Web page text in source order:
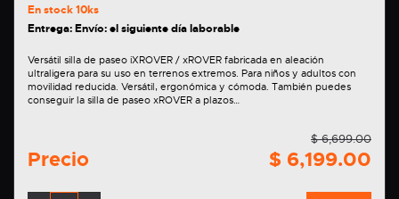
En stock10ks
Entrega: Envío: el siguiente día laborable
Versátil silla de paseo iXROVER / xROVER fabricada en aleación
ultraligera para su uso en terrenos extremos. Para niños y adultos con
movilidad reducida. Versátil, ergonómica y cómoda. También puedes
conseguir la silla de paseo xROVER a plazos…
Precio
$ 6,699.00
$ 6,199.00